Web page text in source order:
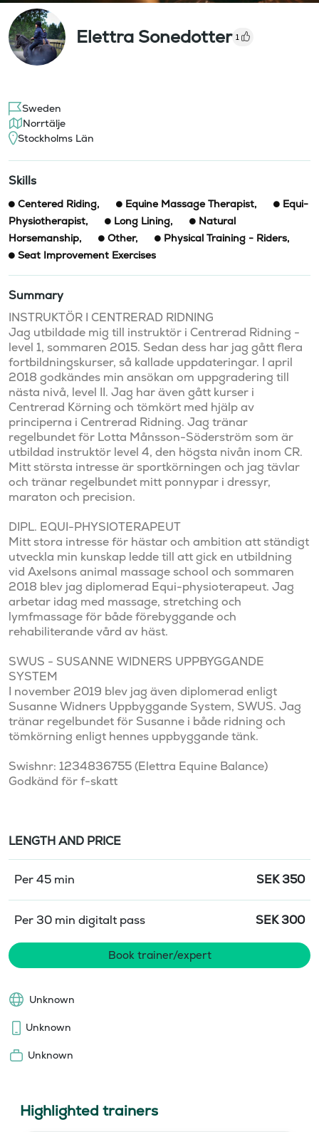
Elettra Sonedotter 1
Sweden
Norrtälje
Stockholms Län
Skills
Centered Riding, Equine Massage Therapist,
Equi-
Physiotherapist, Long Lining,
Natural
Horsemanship, Other, Physical Training - Riders,
Seat Improvement Exercises
Summary
INSTRUKTÖR I CENTRERAD RIDNING
Jag utbildade mig till instruktör i Centrerad Ridning -
level 1, sommaren 2015. Sedan dess har jag gått flera
fortbildningskurser, så kallade uppdateringar. I april
2018 godkändes min ansökan om uppgradering till
nästa nivå, level II. Jag har även gått kurser i
Centrerad Körning och tömkört med hjälp av
principerna i Centrerad Ridning. Jag tränar
regelbundet för Lotta Månsson-Söderström som är
utbildad instruktör level 4, den högsta nivån inom CR.
Mitt största intresse är sportkörningen och jag tävlar
och tränar regelbundet mitt ponnypar i dressyr,
maraton och precision.
DIPL. EQUI-PHYSIOTERAPEUT
Mitt stora intresse för hästar och ambition att ständigt
utveckla min kunskap ledde till att gick en utbildning
vid Axelsons animal massage school och sommaren
2018 blev jag diplomerad Equi-physioterapeut. Jag
arbetar idag med massage, stretching och
lymfmassage för både förebyggande och
rehabiliterande vård av häst.
SWUS - SUSANNE WIDNERS UPPBYGGANDE
SYSTEM
I november 2019 blev jag även diplomerad enligt
Susanne Widners Uppbyggande System, SWUS. Jag
tränar regelbundet för Susanne i både ridning och
tömkörning enligt hennes uppbyggande tänk.
Swishnr: 1234836755 (Elettra Equine Balance)
Godkänd för f-skatt
LENGTH AND PRICE
Per 45 min SEK 350
Per 30 min digitalt pass SEK 300
Book trainer/expert
Unknown
Unknown
Unknown
Highlighted trainers